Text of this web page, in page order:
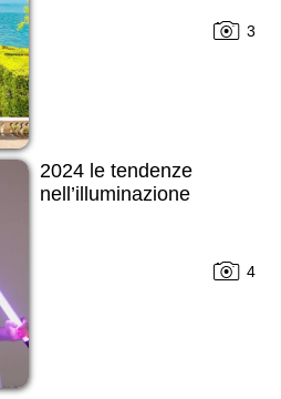
3
2024 le tendenze
nell’illuminazione
4